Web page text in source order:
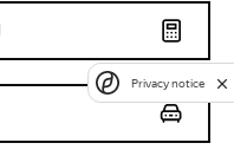
Privacy notice